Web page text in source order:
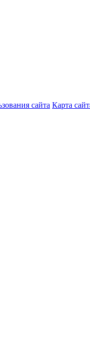
сайта Карта